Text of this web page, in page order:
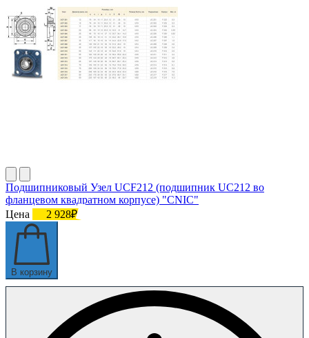
Подшипниковый Узел UCF212 (подшипник UC212 во
фланцевом квадратном корпусе) "CNIC"
Цена
2 928₽
В корзину